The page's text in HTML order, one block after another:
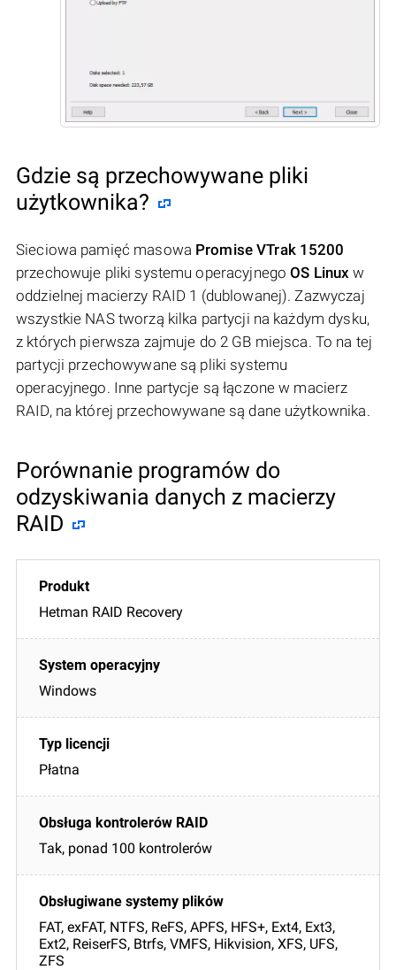
Gdzie są przechowywane pliki
użytkownika?
Sieciowa pamięć masowa Promise VTrak 15200
przechowuje pliki systemu operacyjnegoOS Linux w
oddzielnej macierzy RAID 1 (dublowanej). Zazwyczaj
wszystkie NAS tworzą kilka partycji na każdym dysku,
z których pierwsza zajmuje do 2 GB miejsca. To na tej
partycji przechowywane są pliki systemu
operacyjnego. Inne partycje są łączone w macierz
RAID, na której przechowywane są dane użytkownika.
Porównanie programów do
odzyskiwania danych z macierzy
RAID
Hetman RAID Recovery
Windows
Płatna
Tak, ponad 100 kontrolerów
FAT, exFAT, NTFS, ReFS, APFS, HFS+, Ext4, Ext3,
Ext2, ReiserFS, Btrfs, VMFS, Hikvision, XFS, UFS,
ZFS